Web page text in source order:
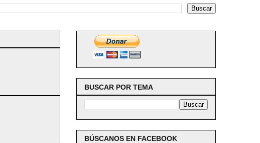
BUSCAR POR TEMA
BÚSCANOS EN FACEBOOK